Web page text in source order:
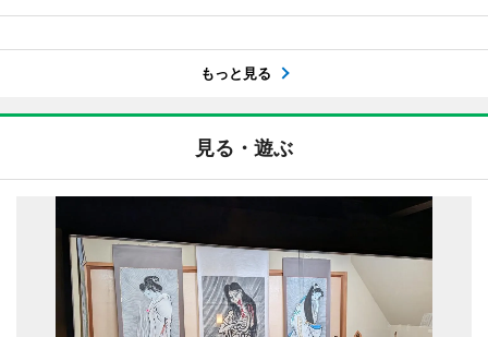
もっと見る
見る・遊ぶ